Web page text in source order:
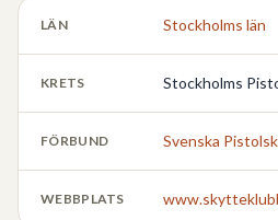
LÄN Stockholms län
KRETS Stockholms
FÖRBUND Svenska
WEBBPLATS